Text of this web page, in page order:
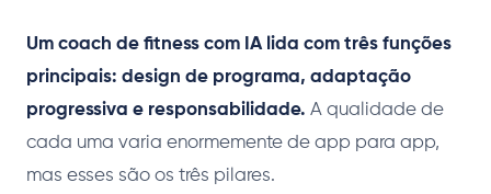
Um coach de fitness com IA lida com três funções
principais: design de programa, adaptação
progressiva e responsabilidade. A qualidade de
cada uma varia enormemente de app para app,
mas esses são os três pilares.